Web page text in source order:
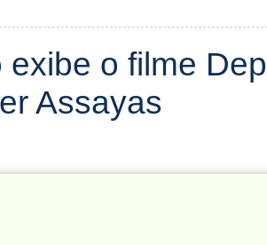
o filme
Assayas